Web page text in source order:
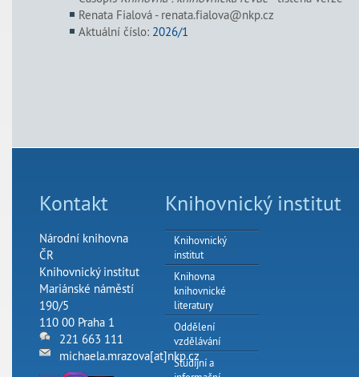
Renata Fialová - renata.fialova@nkp.cz
Aktuální číslo: 2026/1
Kontakt
Národní knihovna
ČR
Knihovnický institut
Mariánské náměstí
190/5
110 00 Praha 1
221 663 111
michaela.mrazova[at]nkp.cz
Knihovnický institut
Knihovnický
institut
Knihovna
knihovnické
literatury
Oddělení
vzdělávání
Studijní a